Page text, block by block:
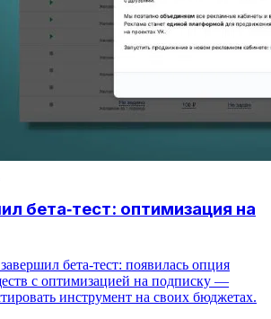
бета‑тест: оптимизация на
бета-тест: появилась опция
с оптимизацией на подписку —
инструмент на своих бюджетах.